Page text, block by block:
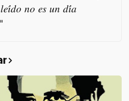
𝑛𝑜 𝑒𝑠 𝑢𝑛 𝑑𝑖́𝑎